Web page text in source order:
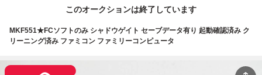
このオークションは終了しています
MKF551★FCソフトのみ シャドウゲイト セーブデータ有り 起動確認済み ク
リーニング済み ファミコン ファミリーコンピュータ